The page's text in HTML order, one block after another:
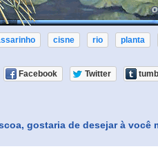
cisne rio planta
Facebook Twitter
gostaria de desejar à você